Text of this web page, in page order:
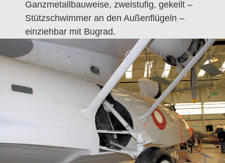
Ganzmetallbauweise, zweistuﬁg, gekeilt –
Stützschwimmer an den Außenflügeln –
einziehbar mit Bugrad.